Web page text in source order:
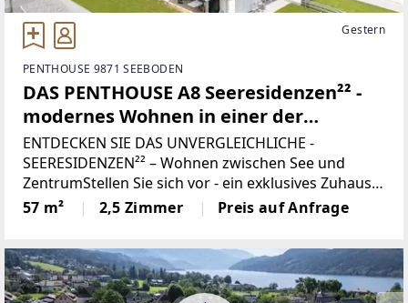
Gestern
PENTHOUSE 9871 SEEBODEN
DAS PENTHOUSE A8 Seeresidenzen²² -
modernes Wohnen in einer der
begehrtesten Lagen in SEENÄHE
ENTDECKEN SIE DAS UNVERGLEICHLICHE -
SEERESIDENZEN²² – Wohnen zwischen See und
ZentrumStellen Sie sich vor - ein exklusives Zuhause
nur zwei Minuten vom glitzernden Millstätter See
entfernt, eingebettet in eine der schönsten
57 m² 2,5 Zimmer Preis auf Anfrage